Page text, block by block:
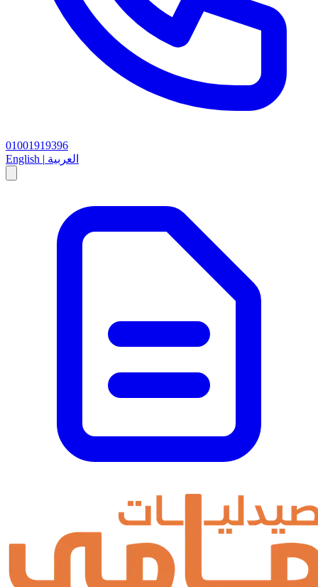
01001919396
English | العربية